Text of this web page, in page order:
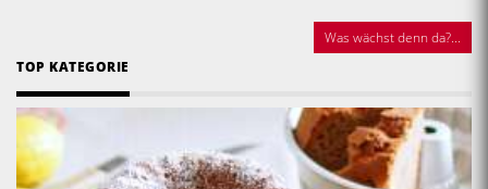
Was wächst denn da?...
TOP KATEGORIE